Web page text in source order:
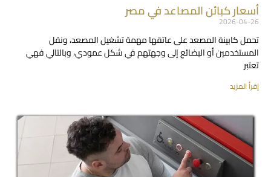
أسعار كبائن المصاعد في مصر
2026-04-26
تحمل كابينة المصعد على عاتقها مهمة تشغيل المصعد، ونقل
المستخدمين أو البضائع إلى وجهتهم في شكل عمودي، وبالتالي فهي
تعتبر
إقرأ المزيد